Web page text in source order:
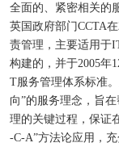
全面的、紧密相关的
英国政府部门CCTA
责管理，主要适用于
构建的，并于2005年
T服务管理体系标准
向”的服务理念，旨
理的关键过程，保证
-C-A”方法论应用，